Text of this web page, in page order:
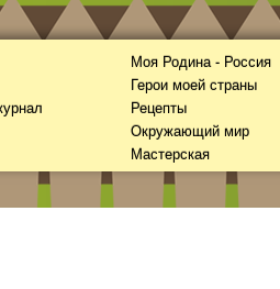
Моя Родина - Россия
Герои моей страны
Рецепты
Окружающий мир
Мастерская